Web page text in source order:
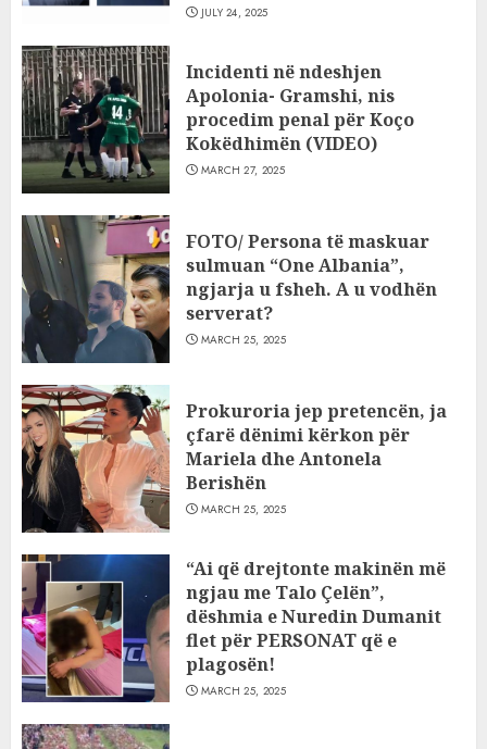
JULY 24, 2025
Incidenti në ndeshjen
Apolonia- Gramshi, nis
procedim penal për Koço
Kokëdhimën (VIDEO)
MARCH 27, 2025
FOTO/ Persona të maskuar
sulmuan “One Albania”,
ngjarja u fsheh. A u vodhën
serverat?
MARCH 25, 2025
Prokuroria jep pretencën, ja
çfarë dënimi kërkon për
Mariela dhe Antonela
Berishën
MARCH 25, 2025
“Ai që drejtonte makinën më
ngjau me Talo Çelën”,
dëshmia e Nuredin Dumanit
flet për PERSONAT që e
plagosën!
MARCH 25, 2025